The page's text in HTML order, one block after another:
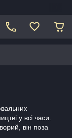
у всі часи.
він поза